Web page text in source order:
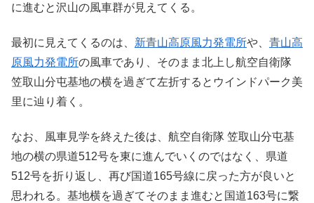
に進むと沢山の風車群が見えてくる。
最初に見えてくるのは、 新青山高原風力発電所や、 青山高
原風力発電所の風車であり、そのまま北上し航空自衛隊
笠取山分屯基地の横を過ぎて左折するとウインドパーク美
里に辿り着く。
なお、風車見学を終えた後は、航空自衛隊 笠取山分屯基
地の横の県道512号を東に進んでいくのではなく、県道
512号を折り返し、再び国道165号線に戻った方が良いと
思われる。基地横を過ぎてそのまま進むと国道163号に繋